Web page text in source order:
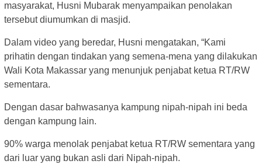
masyarakat, Husni Mubarak menyampaikan penolakan
tersebut diumumkan di masjid.
Dalam video yang beredar, Husni mengatakan, “Kami
prihatin dengan tindakan yang semena-mena yang dilakukan
Wali Kota Makassar yang menunjuk penjabat ketua RT/RW
sementara.
Dengan dasar bahwasanya kampung nipah-nipah ini beda
dengan kampung lain.
90% warga menolak penjabat ketua RT/RW sementara yang
dari luar yang bukan asli dari Nipah-nipah.